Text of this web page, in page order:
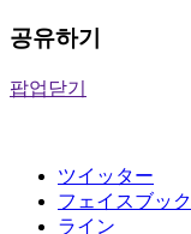
공유하기
팝업닫기
ツイッター
フェイスブック
ライン